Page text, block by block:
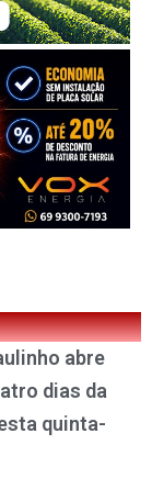
abre
dias da
quinta-